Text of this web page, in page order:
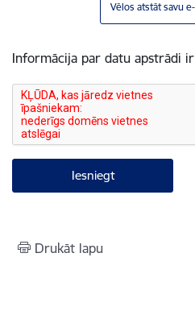
Vēlos atstāt savu
Informācija par datu apstrādi
Drukāt lapu